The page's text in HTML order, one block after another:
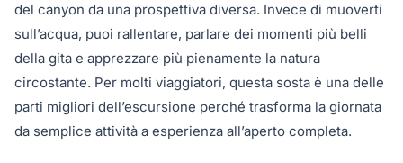
del canyon da una prospettiva diversa. Invece di muoverti
sull’acqua, puoi rallentare, parlare dei momenti più belli
della gita e apprezzare più pienamente la natura
circostante. Per molti viaggiatori, questa sosta è una delle
parti migliori dell’escursione perché trasforma la giornata
da semplice attività a esperienza all’aperto completa.